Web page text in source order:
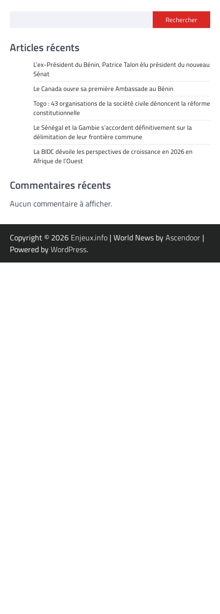
Rechercher
Articles récents
L’ex-Président du Bénin, Patrice Talon élu président du nouveau
Sénat
Le Canada ouvre sa première Ambassade au Bénin
Togo : 43 organisations de la société civile dénoncent la réforme
constitutionnelle
Le Sénégal et la Gambie s’accordent définitivement sur la
délimitation de leur frontière commune
La BIDC dévoile les perspectives de croissance en 2026 en
Afrique de l’Ouest
Commentaires récents
Aucun commentaire à afficher.
Copyright © 2026 Enjeux.info | World News byAscendoor |
Powered byWordPress.